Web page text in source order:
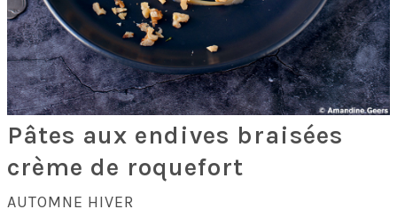
Pâtes aux endives braisées
crème de roquefort
AUTOMNE HIVER